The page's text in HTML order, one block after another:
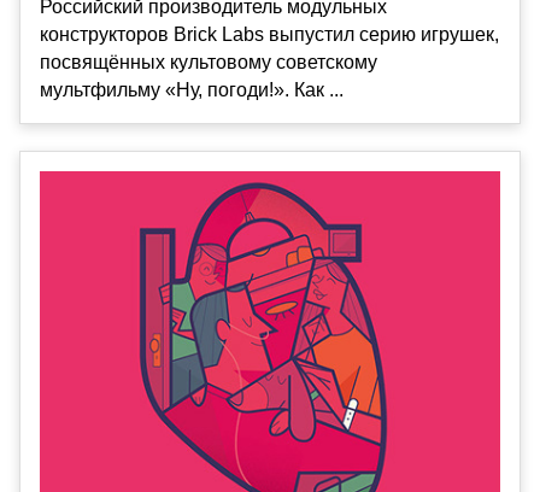
Российский производитель модульных
конструкторов Brick Labs выпустил серию игрушек,
посвящённых культовому советскому
мультфильму «Ну, погоди!». Как ...